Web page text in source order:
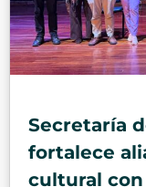
Secretaría
fortalece
cultural